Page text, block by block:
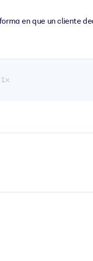
en que un cliente
1×